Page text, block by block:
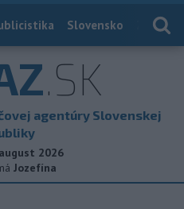
Slovensko
.SK
agentúry Slovenskej
2026
Jozefína